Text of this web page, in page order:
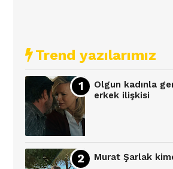
Trend yazılarımız
Olgun kadınla
erkek ilişkisi
Murat Şarlak